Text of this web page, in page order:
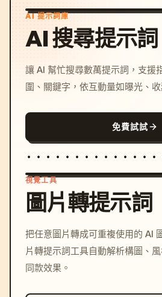
AI 提示詞庫
AI 搜尋提示詞
讓 AI 幫忙搜尋數萬提示詞，支援
圍、關鍵字，依互動量如曝光、
免費試試
c,
視覺工具
圖片轉提示詞
把任意圖片轉成可重複使用的 AI
片轉提示詞工具自動解析構圖、
同款效果。